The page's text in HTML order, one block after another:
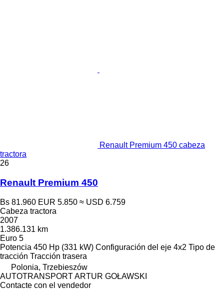
Renault Premium 450 cabeza
tractora
26
Renault Premium 450
Bs 81.960 EUR 5.850 ≈ USD 6.759
Cabeza tractora
2007
1.386.131 km
Euro 5
Potencia 450 Hp (331 kW) Configuración del eje 4x2 Tipo de
tracción Tracción trasera
Polonia, Trzebieszów
AUTOTRANSPORT ARTUR GOŁAWSKI
Contacte con el vendedor